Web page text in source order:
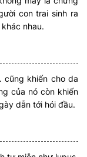
con trai sinh ra
nhau.
cũng khiến cho da
của nó còn khiến
dẫn tới hói đầu.